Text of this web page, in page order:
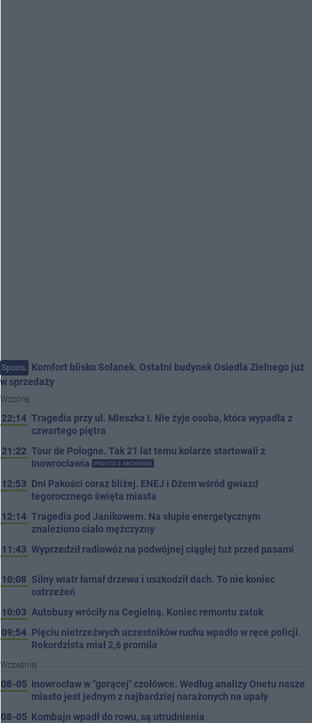
Spons. Komfort blisko Solanek. Ostatni budynek Osiedla Zielnego już
w sprzedaży
Wczoraj
22:14 Tragedia przy ul. Mieszka I. Nie żyje osoba, która wypadła z
czwartego piętra
21:22 Tour de Pologne. Tak 21 lat temu kolarze startowali z
Inowrocławia
PROSTO Z ARCHIWUM
12:53 Dni Pakości coraz bliżej. ENEJ i Dżem wśród gwiazd
tegorocznego święta miasta
12:14 Tragedia pod Janikowem. Na słupie energetycznym
znaleziono ciało mężczyzny
11:43 Wyprzedził radiowóz na podwójnej ciągłej tuż przed pasami
10:08 Silny wiatr łamał drzewa i uszkodził dach. To nie koniec
ostrzeżeń
10:03 Autobusy wróciły na Cegielną. Koniec remontu zatok
09:54 Pięciu nietrzeźwych uczestników ruchu wpadło w ręce policji.
Rekordzista miał 2,6 promila
Wcześniej
08-05 Inowrocław w "gorącej" czołówce. Według analizy Onetu nasze
miasto jest jednym z najbardziej narażonych na upały
08-05 Kombajn wpadł do rowu, są utrudnienia